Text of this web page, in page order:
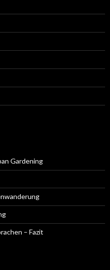
Gardening
– Fazit